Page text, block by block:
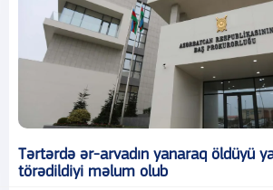
Tərtərdə ər-arvadın yanaraq öldüyü
törədildiyi məlum olub